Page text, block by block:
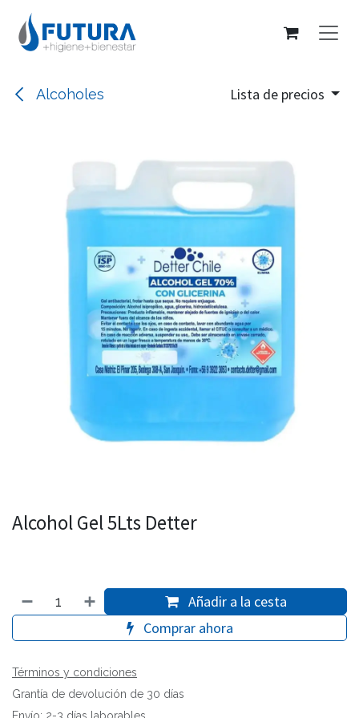
Ir al contenido
Alcoholes Lista de precios
Alcohol Gel 5Lts Detter
Añadir a la cesta
Comprar ahora
Términos y condiciones
Grantía de devolución de 30 días